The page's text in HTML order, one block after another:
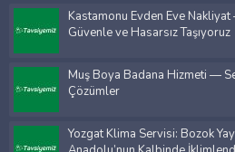
Kastamonu Evden Eve Nakliyat
Güvenle ve Hasarsız Taşıyoruz
Muş Boya Badana Hizmeti —
Çözümler
Yozgat Klima Servisi: Bozok